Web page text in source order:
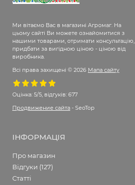
Ми вітаємо Вас в магазині Агромаг. На
цьому сайті Ви можете ознайомитися з
нашими товарами, отримати консультацію,
придбати за вигідною ціною - ціною від
виробника.
Всі права захищені © 2026 Мапа сайту
Оцінка: 5/5, відгуків: 677
Продвижение сайта - SeoTop
ІНФОРМАЦІЯ
Про магазин
Відгуки (127)
Статті